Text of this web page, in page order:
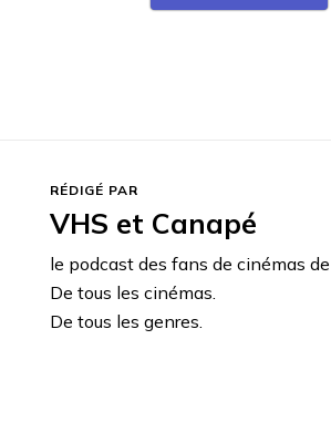
RÉDIGÉ PAR
VHS et Canapé
le podcast des fans de cinémas
De tous les cinémas.
De tous les genres.